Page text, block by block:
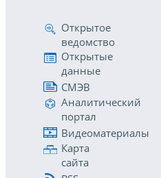
Открытое
ведомство
Открытые
данные
СМЭВ
Аналитический
портал
Видеоматериалы
Карта
сайта